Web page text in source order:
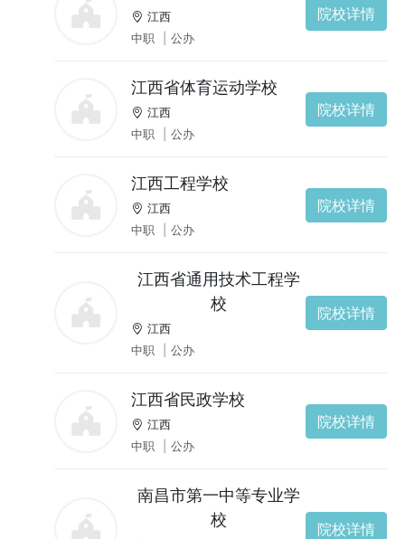
江西
中职
公办
院校详情
江西省体育运动学校
江西
中职
公办
院校详情
江西工程学校
江西
中职
公办
院校详情
江西省通用技术工程学
校
江西
中职
公办
院校详情
江西省民政学校
江西
中职
公办
院校详情
南昌市第一中等专业学
校
院校详情